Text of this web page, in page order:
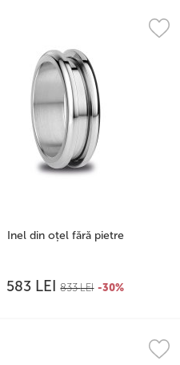
Inel din oțel fără pietre
583 LEI 833LEI -30%